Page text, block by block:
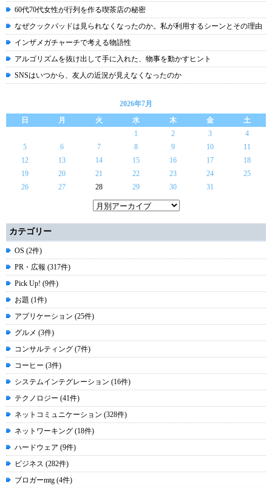
60代70代女性が行列を作る喫茶店の秘密
なぜクックパッドは見られなくなったのか。私が利用するシーンとその理由
インザメガチャーチで考える物語性
アルゴリズムを抜け出して手に入れた、物事を動かすヒント
SNSはいつから、友人の近況が見えなくなったのか
2026年7月
日
月 火 水 木 金
土
1
2 3
4
5
6 7 8 9 10
11
12
13 14 15 16 17
18
19
20 21 22 23 24
25
26
27 28 29 30 31
カテゴリー
OS (2件)
PR・広報 (317件)
Pick Up! (9件)
お題 (1件)
アプリケーション (25件)
グルメ (3件)
コンサルティング (7件)
コーヒー (3件)
システムインテグレーション (16件)
テクノロジー (41件)
ネットコミュニケーション (328件)
ネットワーキング (18件)
ハードウェア (9件)
ビジネス (282件)
ブロガーmtg (4件)